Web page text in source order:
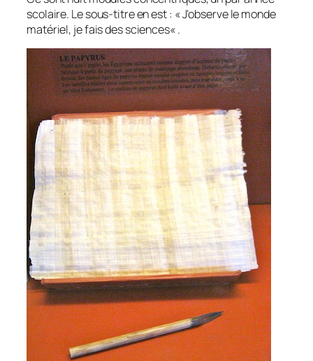
scolaire. Le sous-titre en est : «J’observe le monde
matériel, je fais des sciences« .